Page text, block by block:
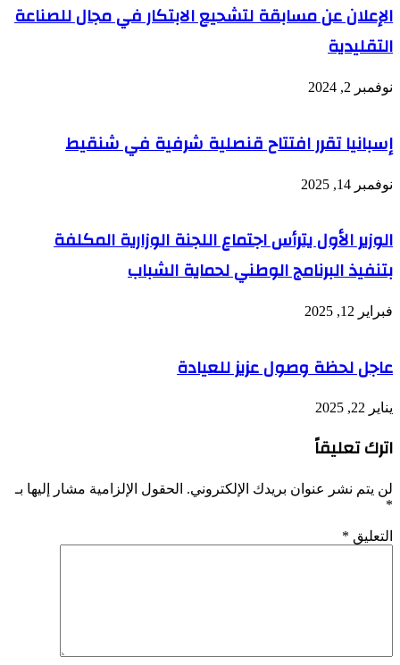
الإعلان عن مسابقة لتشحيع الابتكار في مجال للصناعة
التقليدية
نوفمبر 2, 2024
إسبانيا تقرر افتتاح قنصلية شرفية في شنقيط
نوفمبر 14, 2025
الوزير الأول يترأس اجتماع اللجنة الوزارية المكلفة
بتنفيذ البرنامج الوطني لحماية الشباب
فبراير 12, 2025
عاجل لحظة وصول عزيز للعيادة
يناير 22, 2025
اترك تعليقاً
لن يتم نشر عنوان بريدك الإلكتروني. الحقول الإلزامية مشار إليها بـ
*
التعليق *